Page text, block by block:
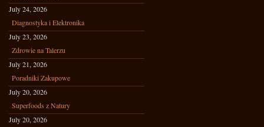
July 24, 2026
Diagnostyka i Elektronika
July 23, 2026
Zdrowie na Talerzu
July 21, 2026
Poradniki Zakupowe
July 20, 2026
Superfoods z Natury
July 20, 2026